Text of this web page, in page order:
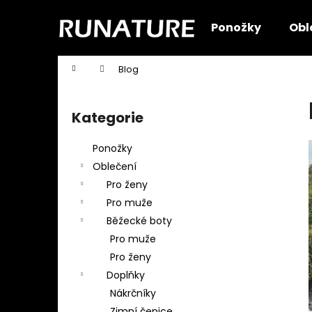
Ponožky
Domů Blog
Přeskočit
kategorie
Kategorie
Ponožky
Oblečení
Pro ženy
Pro muže
Běžecké boty
Pro muže
Pro ženy
Doplňky
Nákrčníky
i
l
Zpět
Zpět